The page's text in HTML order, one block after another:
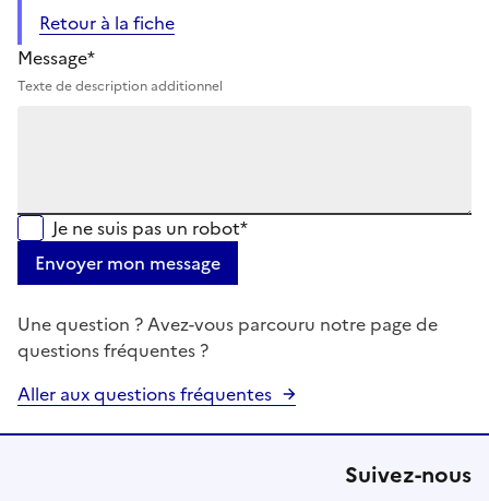
Retour à la fiche
Message*
Texte de description additionnel
Je ne suis pas un robot*
Envoyer mon message
Une question ? Avez-vous parcouru notre page de
questions fréquentes ?
Aller aux questions fréquentes
Suivez-nous